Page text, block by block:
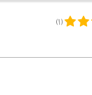
(
1
)